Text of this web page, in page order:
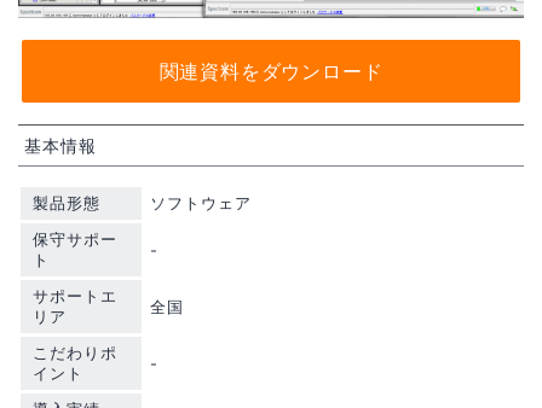
関連資料をダウンロード
基本情報
製品形態
ソフトウェア
保守サポー
ト
-
サポートエ
リア
全国
こだわりポ
イント
-